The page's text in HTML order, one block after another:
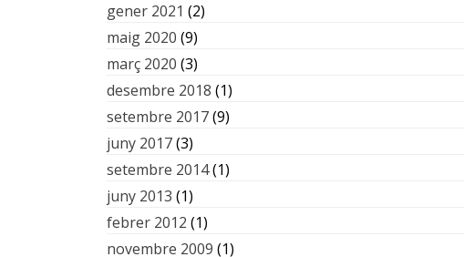
gener 2021 (2)
maig 2020 (9)
març 2020 (3)
desembre 2018 (1)
setembre 2017(9)
juny 2017(3)
setembre 2014(1)
juny 2013 (1)
febrer 2012 (1)
novembre 2009 (1)